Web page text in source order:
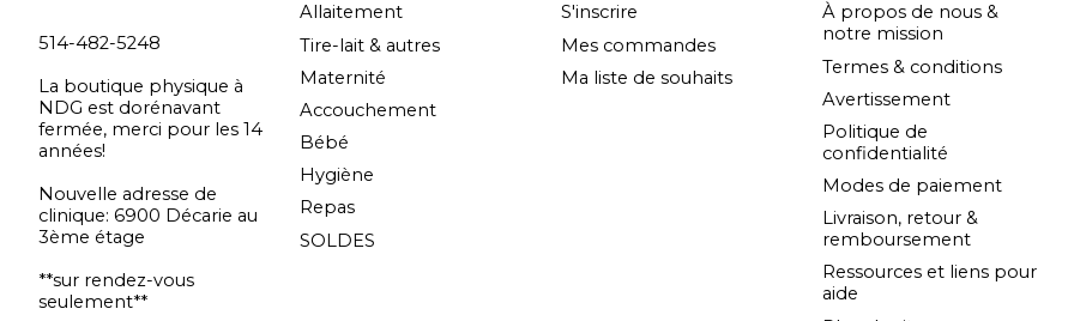
514-482-5248
La boutique physique à
NDG est dorénavant
fermée, merci pour les 14
années!
Nouvelle adresse de
clinique: 6900 Décarie au
3ème étage
**sur rendez-vous
seulement**
Allaitement
Tire-lait & autres
Maternité
Accouchement
Bébé
Hygiène
Repas
SOLDES
S'inscrire
Mes commandes
Ma liste de souhaits
À propos de nous &
notre mission
Termes & conditions
Avertissement
Politique de
confidentialité
Modes de paiement
Livraison, retour &
remboursement
Ressources et liens pour
aide